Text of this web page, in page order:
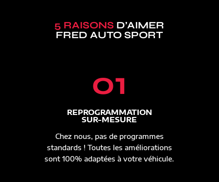
5 RAISONS D’AIMER
FRED AUTO SPORT
01
REPROGRAMMATION
SUR-MESURE
Chez nous, pas de programmes
standards ! Toutes les améliorations
sont 100% adaptées à votre véhicule.